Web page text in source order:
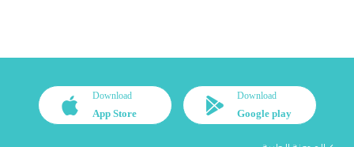
Download
Google play
Download
App Store